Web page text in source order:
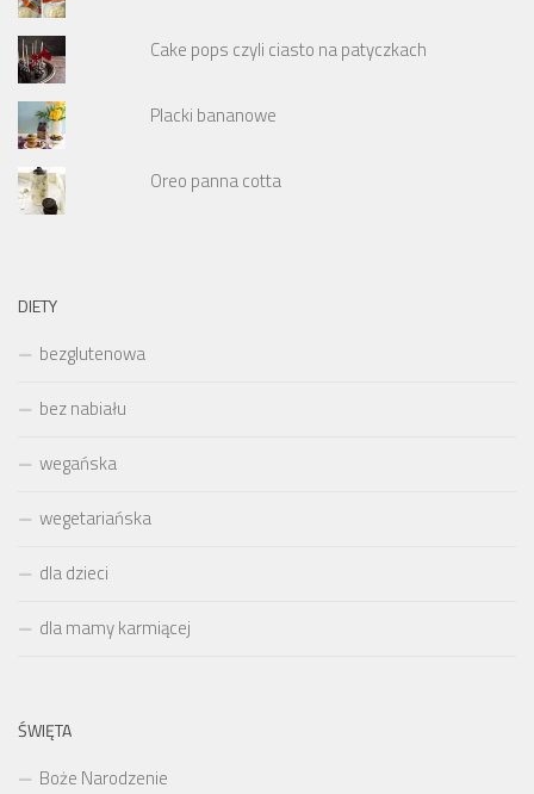
Cake pops czyli ciasto na patyczkach
Placki bananowe
Oreo panna cotta
DIETY
bezglutenowa
bez nabiału
wegańska
wegetariańska
dla dzieci
dla mamy karmiącej
ŚWIĘTA
Boże Narodzenie